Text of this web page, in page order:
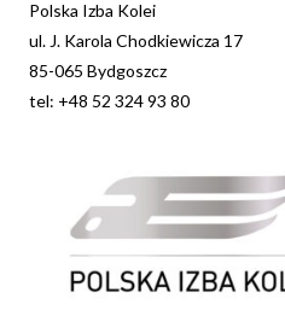
Polska Izba Kolei
ul. J. Karola Chodkiewicza 17
85-065 Bydgoszcz
tel: +48 52 324 93 80